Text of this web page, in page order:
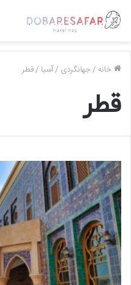
خانه /جهانگردی /آسیا /قطر
قطر